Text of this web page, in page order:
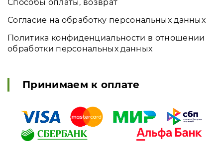
Способы оплаты, возврат
Согласие на обработку персональных данных
Политика конфиденциальности в отношении
обработки персональных данных
Принимаем к оплате